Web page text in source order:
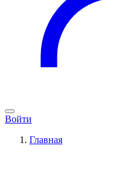
Войти
Главная